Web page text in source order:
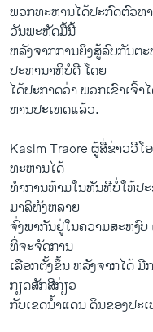
ພວກ​ທະຫານ​ໄດ້ປະກົດ​ຕົວ​ທ
ວັນ​ພະຫັດ​ມື້ນີ້
ຫລັງ​ຈາກ​ການ​ຍິງ​ສູ້​ລົບກັນ​ຕ
ປະທານາທິບໍດີ ​ໂດຍ
ໄດ້​ປະກາດ​ວ່າ ພວກ​ເຂົາ​ເຈົ້
ຫານ​ປະ​ເທດ​ແລ້ວ.
Kasim Traore ຜູ້​ສື່​ຂ່າ​ວວີ​ໂ
ທະຫານ​ໄດ້
ທຳ​ການ​ຫ້າມ​ໃນ​ທັນ​ທີບໍ່​ໃຫ້​ປ
ມາລີ​ທັງຫລາຍ
ຈົ່ງ​ພາກັນ​ຢູ່​ໃນ​ຄວາມ​ສະຫງົ
ທີ່​ຈະ​ຈັດການ​
ເລືອກຕັ້ງຂຶ້ນ ຫລັງ​ຈາກໄດ້
ກຽດ​ສັກສີ​ກ່ຽວ​
ກັບ​ເຂດ​ນໍ້າ​ແດນ ດິນ​ຂອງປະ​